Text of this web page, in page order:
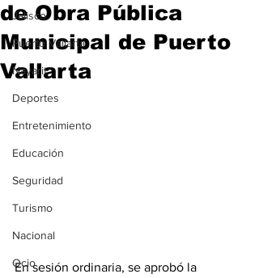
Jalisco
Puerto Vallarta
Nayarit
Deportes
Entretenimiento
Educación
Seguridad
Turismo
Nacional
Ocio
de Obra Pública
Municipal de Puerto
Vallarta
En sesión ordinaria, se aprobó la